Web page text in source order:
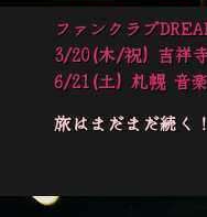
ファンクラブ
3/20(木/祝) 吉祥
6/21(土) 札幌 音
旅はまだまだ続く！